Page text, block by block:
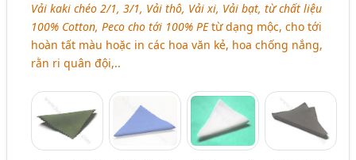
Vải kaki chéo 2/1, 3/1, Vải thô, Vải xi, Vải bạt, từ chất liệu
100% Cotton, Peco cho tới 100% PEtừ dạng mộc, cho tới
hoàn tất màu hoặc in các hoa văn kẻ, hoa chống nắng,
rằn ri quân đội,..